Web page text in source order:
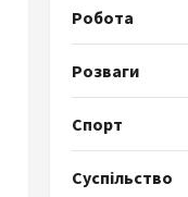
Робота
Розваги
Спорт
Суспільство